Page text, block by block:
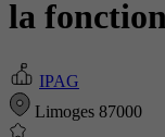
la
IPAG
Limoges 87000